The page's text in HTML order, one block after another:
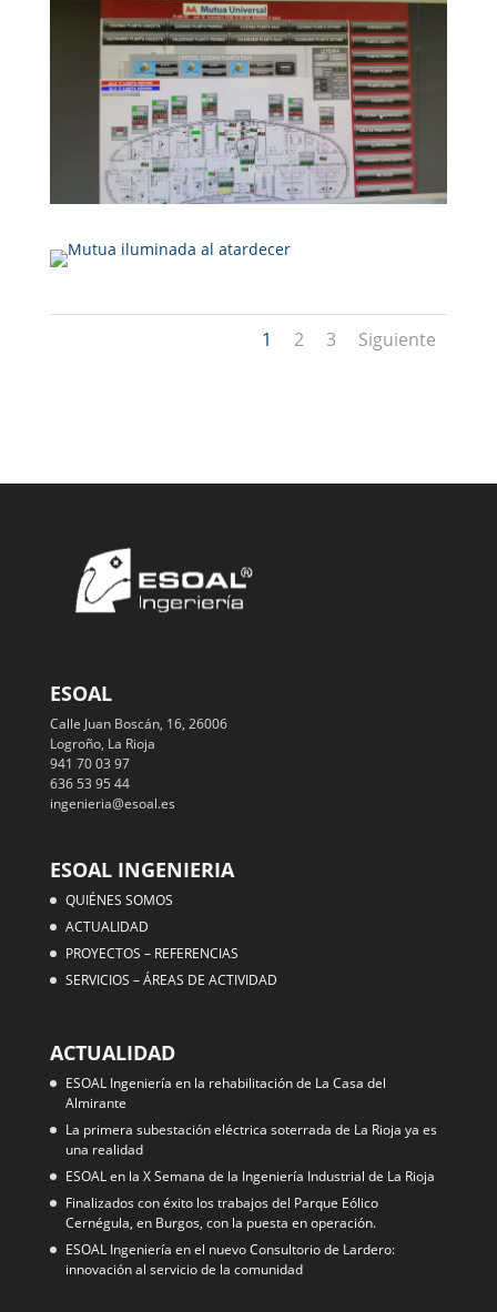
1 2 3 Siguiente
ESOAL
Calle Juan Boscán, 16, 26006
Logroño, La Rioja
941 70 03 97
636 53 95 44
ingenieria@esoal.es
ESOAL INGENIERIA
QUIÉNES SOMOS
ACTUALIDAD
PROYECTOS – REFERENCIAS
SERVICIOS – ÁREAS DE ACTIVIDAD
ACTUALIDAD
ESOAL Ingeniería en la rehabilitación de La Casa del
Almirante
La primera subestación eléctrica soterrada de La Rioja ya es
una realidad
ESOAL en la X Semana de la Ingeniería Industrial de La Rioja
Finalizados con éxito los trabajos del Parque Eólico
Cernégula, en Burgos, con la puesta en operación.
ESOAL Ingeniería en el nuevo Consultorio de Lardero:
innovación al servicio de la comunidad